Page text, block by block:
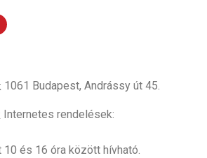
1061 Budapest, Andrássy út 45.
Internetes rendelések:
10 és 16 óra között hívható.